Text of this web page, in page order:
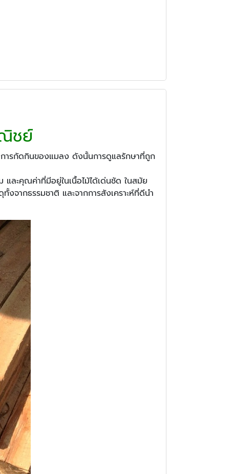
ชย์
ารกัดกินของแมลง ดังนั้นการดูแลรักษาที่ถูก
และคุณค่าที่มีอยู่ในเนื้อไม้ได้เด่นชัด ในสมัย
จากธรรมชาติ และจากการสังเคราะห์ที่ดีนำ